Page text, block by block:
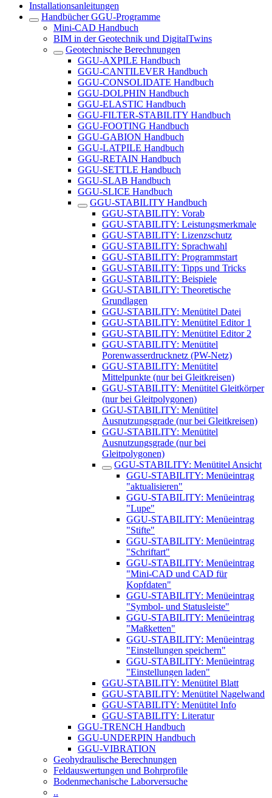
Installationsanleitungen
Handbücher GGU-Programme
Mini-CAD Handbuch
BIM in der Geotechnik und DigitalTwins
Geotechnische Berechnungen
GGU-AXPILE Handbuch
GGU-CANTILEVER Handbuch
GGU-CONSOLIDATE Handbuch
GGU-DOLPHIN Handbuch
GGU-ELASTIC Handbuch
GGU-FILTER-STABILITY Handbuch
GGU-FOOTING Handbuch
GGU-GABION Handbuch
GGU-LATPILE Handbuch
GGU-RETAIN Handbuch
GGU-SETTLE Handbuch
GGU-SLAB Handbuch
GGU-SLICE Handbuch
GGU-STABILITY Handbuch
GGU-STABILITY: Vorab
GGU-STABILITY: Leistungsmerkmale
GGU-STABILITY: Lizenzschutz
GGU-STABILITY: Sprachwahl
GGU-STABILITY: Programmstart
GGU-STABILITY: Tipps und Tricks
GGU-STABILITY: Beispiele
GGU-STABILITY: Theoretische
Grundlagen
GGU-STABILITY: Menütitel Datei
GGU-STABILITY: Menütitel Editor 1
GGU-STABILITY: Menütitel Editor 2
GGU-STABILITY: Menütitel
Porenwasserdrucknetz (PW-Netz)
GGU-STABILITY: Menütitel
Mittelpunkte (nur bei Gleitkreisen)
GGU-STABILITY: Menütitel Gleitkörper
(nur bei Gleitpolygonen)
GGU-STABILITY: Menütitel
Ausnutzungsgrade (nur bei Gleitkreisen)
GGU-STABILITY: Menütitel
Ausnutzungsgrade (nur bei
Gleitpolygonen)
GGU-STABILITY: Menütitel Ansicht
GGU-STABILITY: Menüeintrag
"aktualisieren"
GGU-STABILITY: Menüeintrag
"Lupe"
GGU-STABILITY: Menüeintrag
"Stifte"
GGU-STABILITY: Menüeintrag
"Schriftart"
GGU-STABILITY: Menüeintrag
"Mini-CAD und CAD für
Kopfdaten"
GGU-STABILITY: Menüeintrag
"Symbol- und Statusleiste"
GGU-STABILITY: Menüeintrag
"Maßketten"
GGU-STABILITY: Menüeintrag
"Einstellungen speichern"
GGU-STABILITY: Menüeintrag
"Einstellungen laden"
GGU-STABILITY: Menütitel Blatt
GGU-STABILITY: Menütitel Nagelwand
GGU-STABILITY: Menütitel Info
GGU-STABILITY: Literatur
GGU-TRENCH Handbuch
GGU-UNDERPIN Handbuch
GGU-VIBRATION
Geohydraulische Berechnungen
Feldauswertungen und Bohrprofile
Bodenmechanische Laborversuche
..